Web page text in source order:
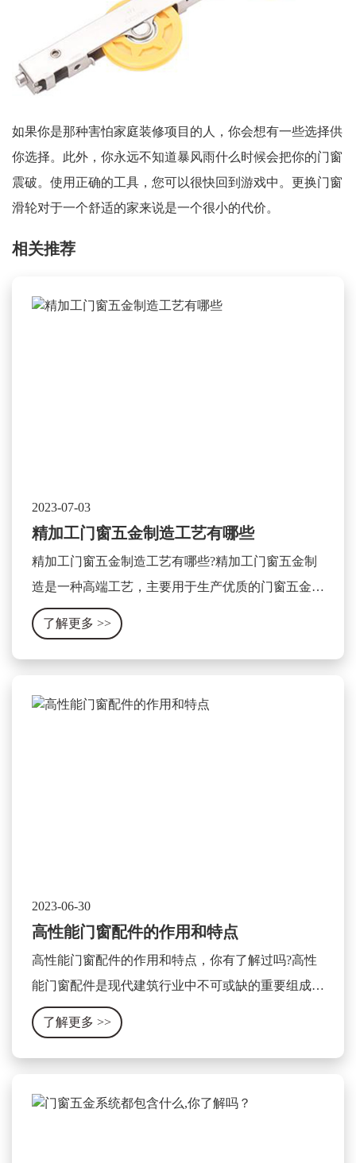
如果你是那种害怕家庭装修项目的人，你会想有一些选择供
你选择。此外，你永远不知道暴风雨什么时候会把你的门窗
震破。使用正确的工具，您可以很快回到游戏中。更换门窗
滑轮对于一个舒适的家来说是一个很小的代价。
相关推荐
2023-07-03
精加工门窗五金制造工艺有哪些
精加工门窗五金制造工艺有哪些?精加工门窗五金制
造是一种高端工艺，主要用于生产优质的门窗五金产
品。这种工艺主要包含以下几个方面：
了解更多 >>
2023-06-30
高性能门窗配件的作用和特点
高性能门窗配件的作用和特点，你有了解过吗?高性
能门窗配件是现代建筑行业中不可或缺的重要组成部
分，它可以显著提升门窗的使用性能和安全性。其作
用和特点可以被总结为以下几个方面。
了解更多 >>